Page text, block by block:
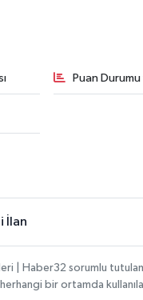
Puan
İlan
| Haber32 sorumlu
bir ortamda